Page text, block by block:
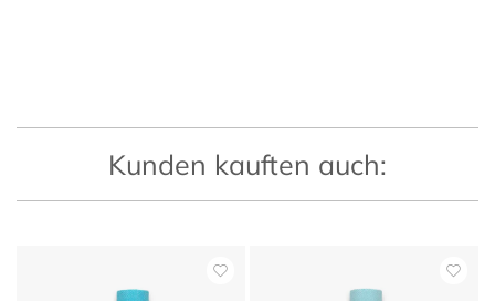
Kunden kauften auch: